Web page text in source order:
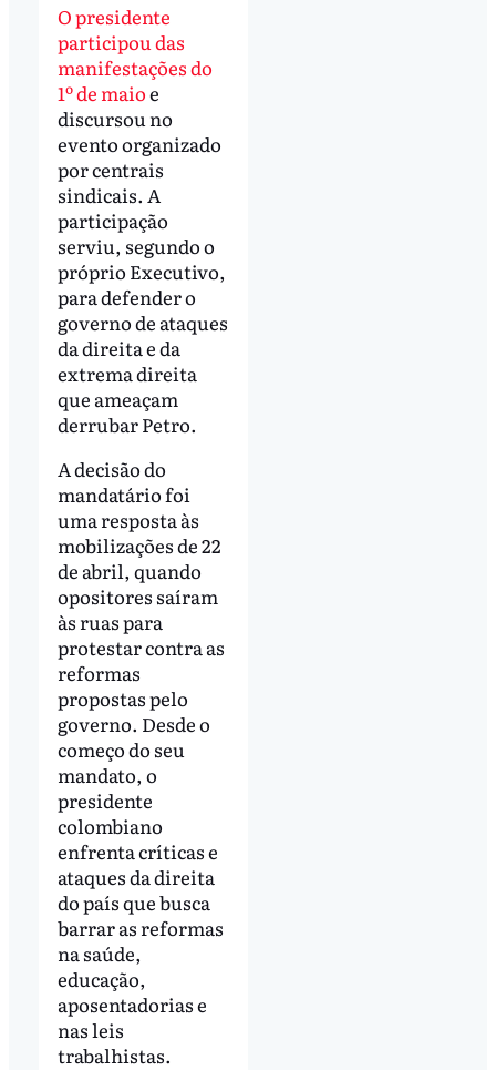
O presidente
participou das
manifestações do
1º de maioe
discursou no
evento organizado
por centrais
sindicais. A
participação
serviu, segundo o
próprio Executivo,
para defender o
governo de ataques
da direita e da
extrema direita
que ameaçam
derrubar Petro.
A decisão do
mandatário foi
uma resposta às
mobilizações de 22
de abril, quando
opositores saíram
às ruas para
protestar contra as
reformas
propostas pelo
governo. Desde o
começo do seu
mandato, o
presidente
colombiano
enfrenta críticas e
ataques da direita
do país que busca
barrar as reformas
na saúde,
educação,
aposentadorias e
nas leis
trabalhistas.